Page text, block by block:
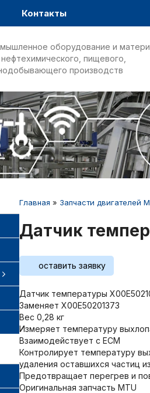
Контакты
оборудование и
пищевого,
производств
Главная » Запчасти двигателей
Датчик
оставить заявку
Датчик температуры
Заменяет X00E50201373
Вес 0,28 кг
Измеряет температуру
Взаимодействует с ЕСМ
Контролирует температуру
удаления оставшихся частиц
Предотвращает перегрев и
Оригинальная запчасть MTU